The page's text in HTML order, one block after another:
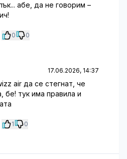
абе, да не говорим –
0 0
17.06.2026, 14:37
air да се стегнат, че
бе! тук има правила и
1 0